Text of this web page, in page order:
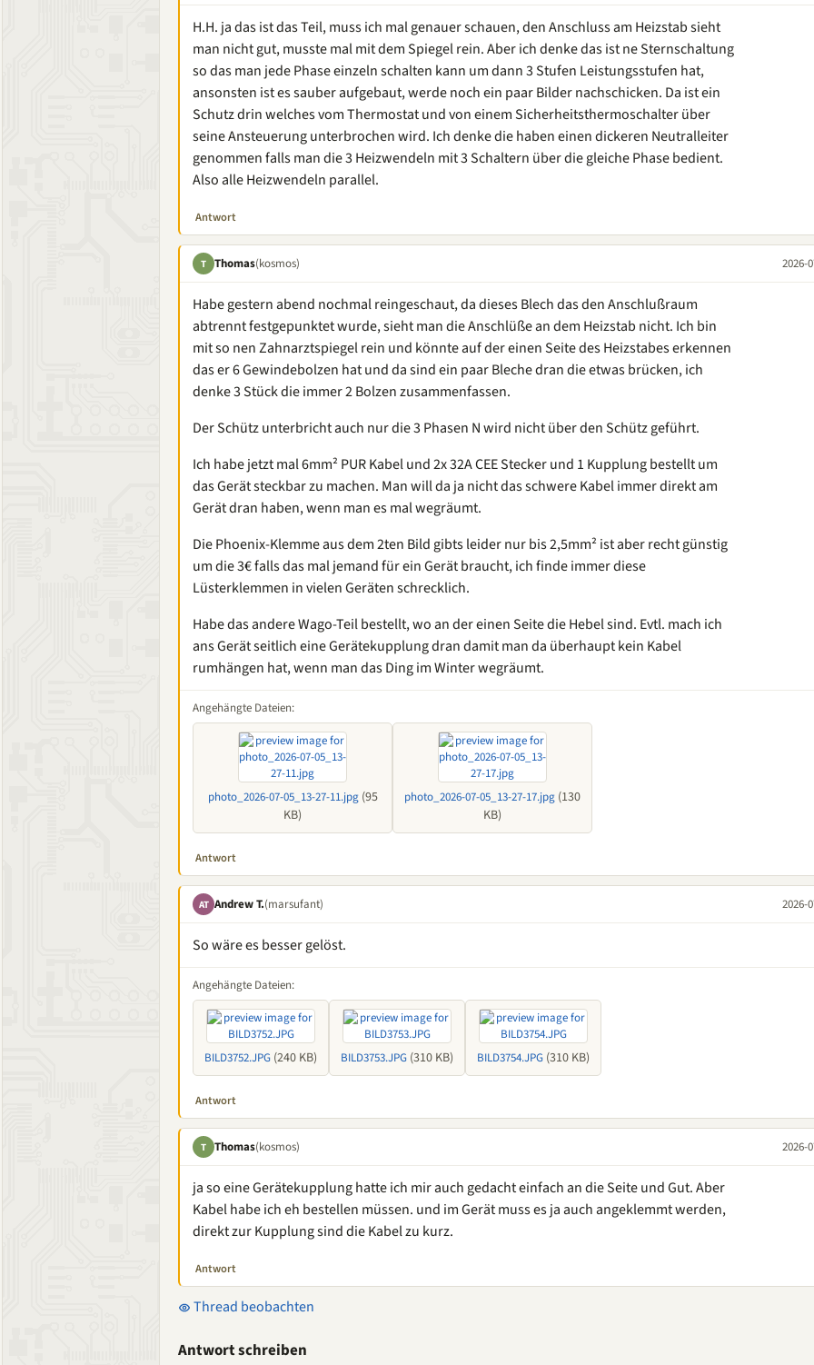
H.H. ja das ist das Teil, muss ich mal genauer schauen, den Anschluss am Heizstab sieht
man nicht gut, musste mal mit dem Spiegel rein. Aber ich denke das ist ne Sternschaltung
so das man jede Phase einzeln schalten kann um dann 3 Stufen Leistungsstufen hat,
ansonsten ist es sauber aufgebaut, werde noch ein paar Bilder nachschicken. Da ist ein
Schutz drin welches vom Thermostat und von einem Sicherheitsthermoschalter über
seine Ansteuerung unterbrochen wird. Ich denke die haben einen dickeren Neutralleiter
genommen falls man die 3 Heizwendeln mit 3 Schaltern über die gleiche Phase bedient.
Also alle Heizwendeln parallel.
Antwort
T Thomas(kosmos) 2026-
Habe gestern abend nochmal reingeschaut, da dieses Blech das den Anschlußraum
abtrennt festgepunktet wurde, sieht man die Anschlüße an dem Heizstab nicht. Ich bin
mit so nen Zahnarztspiegel rein und könnte auf der einen Seite des Heizstabes erkennen
das er 6 Gewindebolzen hat und da sind ein paar Bleche dran die etwas brücken, ich
denke 3 Stück die immer 2 Bolzen zusammenfassen.
Der Schütz unterbricht auch nur die 3 Phasen N wird nicht über den Schütz geführt.
Ich habe jetzt mal 6mm² PUR Kabel und 2x 32A CEE Stecker und 1 Kupplung bestellt um
das Gerät steckbar zu machen. Man will da ja nicht das schwere Kabel immer direkt am
Gerät dran haben, wenn man es mal wegräumt.
Die Phoenix-Klemme aus dem 2ten Bild gibts leider nur bis 2,5mm² ist aber recht günstig
um die 3€ falls das mal jemand für ein Gerät braucht, ich finde immer diese
Lüsterklemmen in vielen Geräten schrecklich.
Habe das andere Wago-Teil bestellt, wo an der einen Seite die Hebel sind. Evtl. mach ich
ans Gerät seitlich eine Gerätekupplung dran damit man da überhaupt kein Kabel
rumhängen hat, wenn man das Ding im Winter wegräumt.
Angehängte Dateien:
photo_2026-07-05_13-27-11.jpg(95
KB)
photo_2026-07-05_13-27-17.jpg (130
KB)
Antwort
AT Andrew T.(marsufant) 2026-
So wäre es besser gelöst.
Angehängte Dateien:
BILD3752.JPG (240 KB) BILD3753.JPG (310 KB) BILD3754.JPG (310 KB)
Antwort
T Thomas(kosmos) 2026-
ja so eine Gerätekupplung hatte ich mir auch gedacht einfach an die Seite und Gut. Aber
Kabel habe ich eh bestellen müssen. und im Gerät muss es ja auch angeklemmt werden,
direkt zur Kupplung sind die Kabel zu kurz.
Antwort
Thread beobachten
Antwort schreiben